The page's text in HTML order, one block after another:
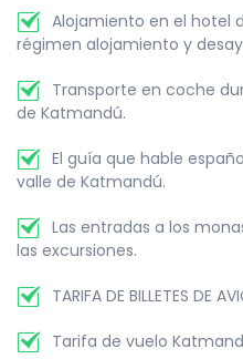
Alojamiento en el hotel
régimen alojamiento y
Transporte en coche
de Katmandú.
El guía que hable
valle de Katmandú.
Las entradas a los
las excursiones.
TARIFA DE BILLETES DE
Tarifa de vuelo